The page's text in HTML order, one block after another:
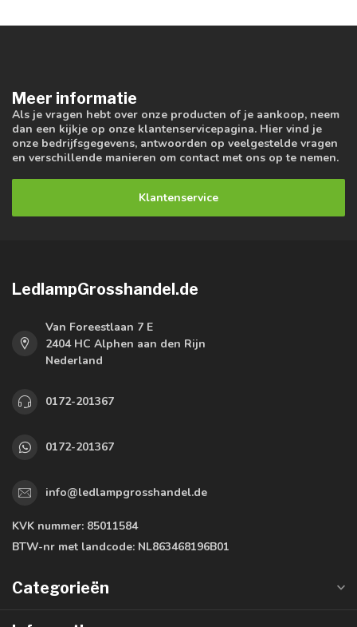
Meer informatie
Als je vragen hebt over onze producten of je aankoop, neem
dan een kijkje op onze klantenservicepagina. Hier vind je
onze bedrijfsgegevens, antwoorden op veelgestelde vragen
en verschillende manieren om contact met ons op te nemen.
Klantenservice
LedlampGrosshandel.de
Van Foreestlaan 7 E
2404 HC Alphen aan den Rijn
Nederland
0172-201367
0172-201367
info@ledlampgrosshandel.de
KVK nummer: 85011584
BTW-nr met landcode: NL863468196B01
Categorieën